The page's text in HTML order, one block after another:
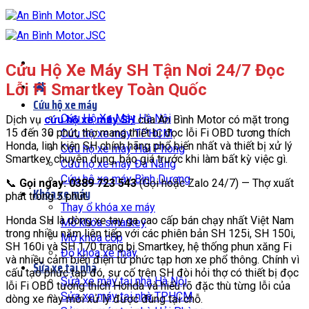
Bỏ
qua
nội
Cứu hộ xe máy
Cứu Hộ Xe Máy Hà Nội
Cứu hộ xe máy TPHCM
Cứu hộ xe máy Hải Phòng
Cứu hộ xe máy Đà Nẵng
Cứu hộ xe máy Bình Dương
Khóa xe máy
Thay ổ khóa xe máy
Mở khóa smarkey
Mở khóa cốp
Độ khóa xe máy
Sửa xe tại nhà
Sửa xe máy tại nhà Hà Nội
Sửa xe máy tại nhà TPHCM
Cứu Hộ Xe Máy SH Tận Nơi 24/7 Đọc
Lỗi Fi Smartkey Toàn Quốc
Dịch vụ cứu hộ xe máy SHcủa An Bình Motor có mặt trong
15 đến 30 phút, thợ mang thiết bị đọc lỗi Fi OBD tương thích
Honda, linh kiện SH chính hãng phổ biến nhất và thiết bị xử lý
Smartkey chuyên dụng, báo giá trước khi làm bất kỳ việc gì.
📞 Gọi ngay: 0389 723 543(Gọi hoặc Zalo 24/7) — Thợ xuất
phát trong 5 phút.
Honda SH là dòng xe tay ga cao cấp bán chạy nhất Việt Nam
trong nhiều năm liên tiếp với các phiên bản SH 125i, SH 150i,
SH 160i và SH 170 trang bị Smartkey, hệ thống phun xăng Fi
và nhiều cảm biến điện tử phức tạp hơn xe phổ thông. Chính vì
cấu tạo phức tạp đó, sự cố trên SH đòi hỏi thợ có thiết bị đọc
lỗi Fi OBD tương thích Honda và hiểu rõ đặc thù từng lỗi của
dòng xe này mới xử lý được đúng tại chỗ.